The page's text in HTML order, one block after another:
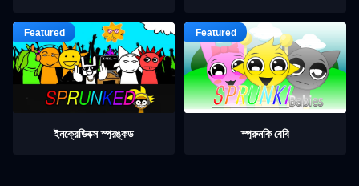
ইনক্রেডিবক্স স্প্রঙ্কড স্প্রুনকি বেবি